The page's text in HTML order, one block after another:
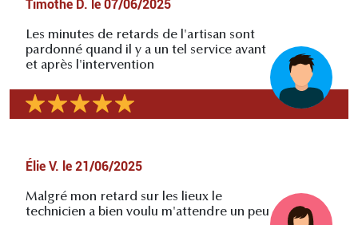
Timothé D. le 07/06/2025
Les minutes de retards de l'artisan sont
pardonné quand il y a un tel service avant
et après l'intervention
Élie V. le 21/06/2025
Malgré mon retard sur les lieux le
technicien a bien voulu m'attendre un peu